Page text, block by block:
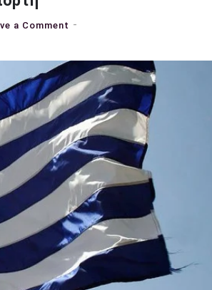
a Comment on
στην
25η
Μαρτίου:
Διπλή
Γιορτή